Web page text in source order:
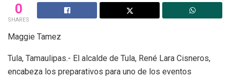
0
SHARES
Maggie Tamez
Tula, Tamaulipas.- El alcalde de Tula, René Lara Cisneros,
encabeza los preparativos para uno de los eventos